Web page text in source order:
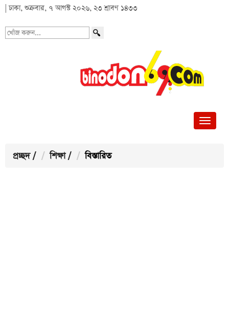
| ঢাকা, শুক্রবার, ৭ আগস্ট ২০২৬, ২৩ শ্রাবণ ১৪৩৩
খোঁজ
প্রচ্ছদ / শিক্ষা / বিস্তারিত